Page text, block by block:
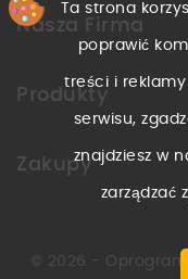
Nasza Firma
Produkty
Zakupy
Ta strona
poprawić
treści i reklamy
serwisu,
znajdziesz w
zarządzać
© 2026 -